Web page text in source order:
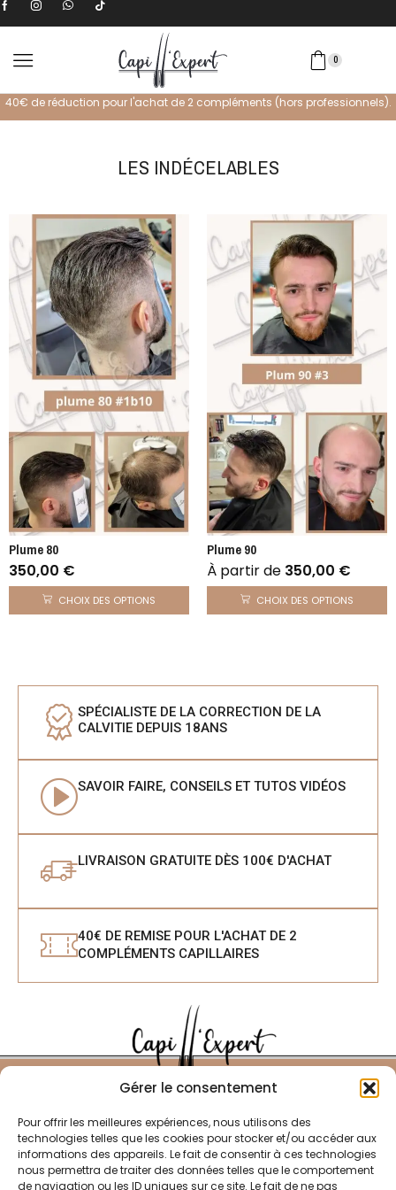
Gérer le consentement
Pour offrir les meilleures expériences, nous utilisons des
technologies telles que les cookies pour stocker et/ou accéder aux
informations des appareils. Le fait de consentir à ces technologies
nous permettra de traiter des données telles que le comportement
de navigation ou les ID uniques sur ce site. Le fait de ne pas
0
40€ de réduction pour l'achat de 2 compléments (hors professionnels).
LES INDÉCELABLES
Plume 80
350,00 €
CHOIX DES OPTIONS
Plume 90
À partir de 350,00 €
CHOIX DES OPTIONS
SPÉCIALISTE DE LA CORRECTION DE LA
CALVITIE DEPUIS 18ANS
SAVOIR FAIRE, CONSEILS ET TUTOS VIDÉOS
LIVRAISON GRATUITE DÈS 100€ D'ACHAT
40€ DE REMISE POUR L'ACHAT DE 2
COMPLÉMENTS CAPILLAIRES
LA BOUTIQUE
Homme
LA MARQUE
A propos de Capill'expert